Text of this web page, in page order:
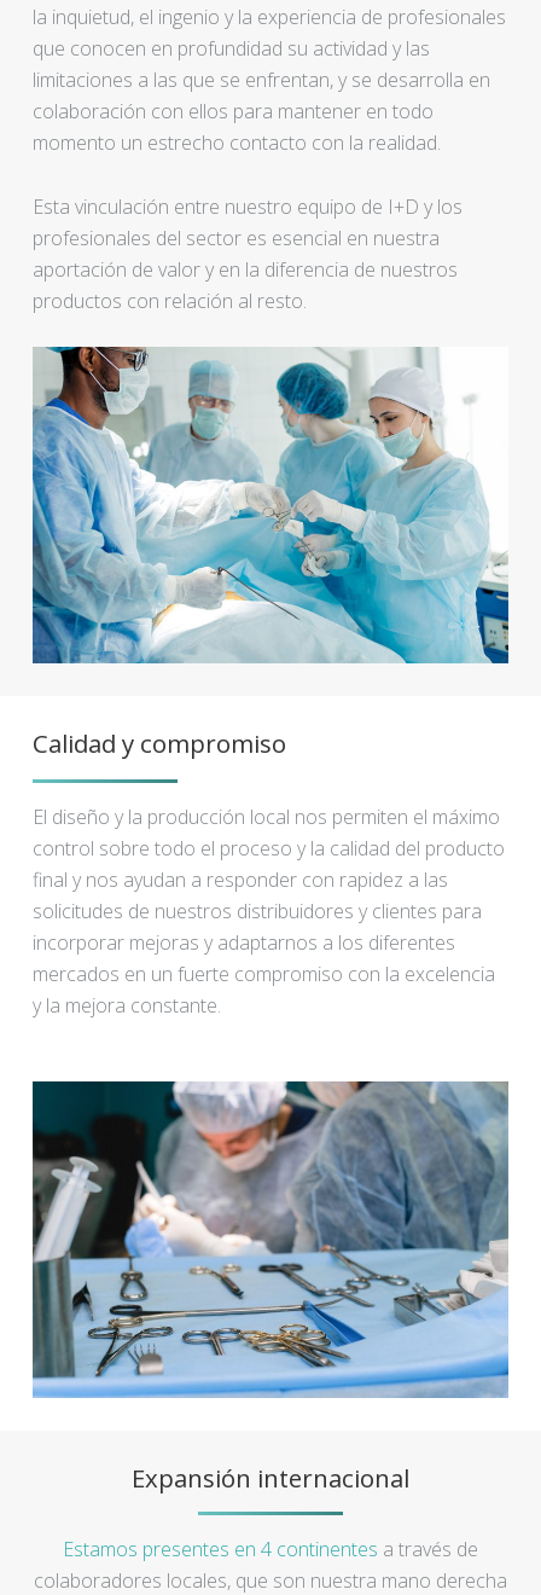
la inquietud, el ingenio y la experiencia de profesionales
que conocen en profundidad su actividad y las
limitaciones a las que se enfrentan, y se desarrolla en
colaboración con ellos para mantener en todo
momento un estrecho contacto con la realidad.
Esta vinculación entre nuestro equipo de I+D y los
profesionales del sector es esencial en nuestra
aportación de valor y en la diferencia de nuestros
productos con relación al resto.
Calidad y compromiso
El diseño y la producción local nos permiten el máximo
control sobre todo el proceso y la calidad del producto
final y nos ayudan a responder con rapidez a las
solicitudes de nuestros distribuidores y clientes para
incorporar mejoras y adaptarnos a los diferentes
mercados en un fuerte compromiso con la excelencia
y la mejora constante.
Expansión internacional
Estamos presentes en 4 continentes a través de
colaboradores locales, que son nuestra mano derecha